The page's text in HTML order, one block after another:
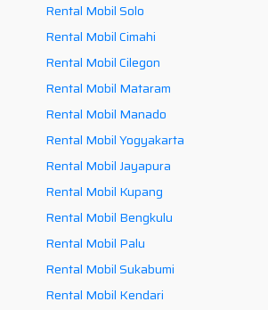
Rental Mobil Solo
Rental Mobil Cimahi
Rental Mobil Cilegon
Rental Mobil Mataram
Rental Mobil Manado
Rental Mobil Yogyakarta
Rental Mobil Jayapura
Rental Mobil Kupang
Rental Mobil Bengkulu
Rental Mobil Palu
Rental Mobil Sukabumi
Rental Mobil Kendari